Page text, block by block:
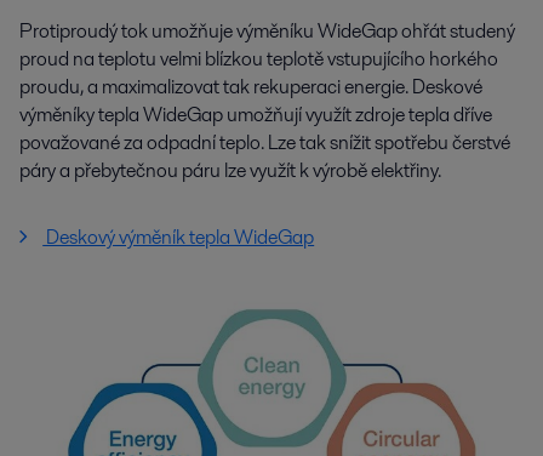
Protiproudý tok umožňuje výměníku WideGap ohřát studený
proud na teplotu velmi blízkou teplotě vstupujícího horkého
proudu, a maximalizovat tak rekuperaci energie. Deskové
výměníky tepla WideGap umožňují využít zdroje tepla dříve
považované za odpadní teplo. Lze tak snížit spotřebu čerstvé
páry a přebytečnou páru lze využít k výrobě elektřiny.
Deskový výměník tepla WideGap